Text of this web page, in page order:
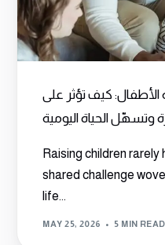
الأطفال: كيف تؤثر على
وتسهّل الحياة اليومية
Raising children
shared challenge
life...
MAY 25, 2026 5 MIN READ